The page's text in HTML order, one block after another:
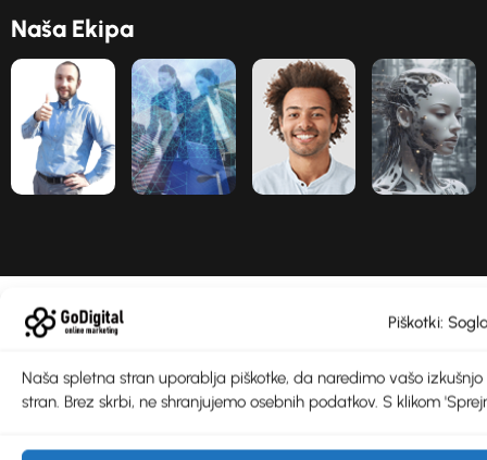
Piškotki:
Naša spletna stran uporablja piškotke, da naredimo vašo
stran. Brez skrbi, ne shranjujemo osebnih podatkov. S klikom
Naša Ekipa